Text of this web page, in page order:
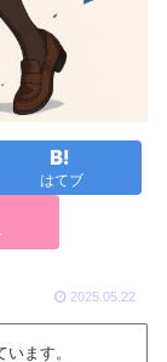
はてブ
2025.05.22
ます。